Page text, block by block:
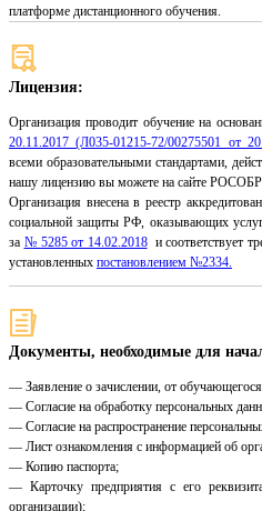
платформе дистанционного обучения.
Лицензия:
Организация проводит обучение на
20.11.2017 (Л035-01215-72/00275501 от
всеми образовательными стандартами,
нашу лицензию вы можете на сайте
Организация внесена в реестр
социальной защиты РФ, оказывающих
за № 5285 от 14.02.2018и соответствует
установленных постановлением №2334.
Документы, необходимые для
— Заявление о зачислении, от
— Согласие на обработку персональных
— Согласие на распространение
— Лист ознакомления с информацией об
— Копию паспорта;
— Карточку предприятия с его
организации);